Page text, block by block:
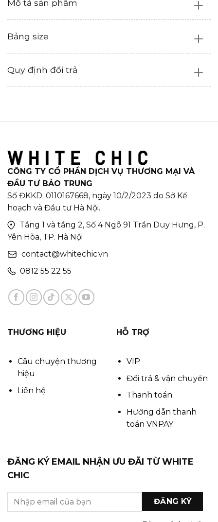
Mô tả sản phẩm
Bảng size
Quy định đổi trả
CÔNG TY CỔ PHẦN DỊCH VỤ THƯƠNG MẠI VÀ
ĐẦU TƯ BẢO TRUNG
Số ĐKKD: 0110167668, ngày 10/2/2023 do Sở Kế
hoạch và Đầu tư Hà Nội.
Tầng 1 và tầng 2, Số 4 Ngõ 91 Trần Duy Hưng, P.
Yên Hòa, TP. Hà Nội
contact@whitechic.vn
0812 55 22 55
THƯƠNG HIỆU
Câu chuyện thương
hiệu
Liên hệ
HỖ TRỢ
VIP
Đổi trả & vận chuyển
Thanh toán
Hướng dẫn thanh
toán VNPAY
ĐĂNG KÝ EMAIL NHẬN ƯU ĐÃI TỪ WHITE
CHIC